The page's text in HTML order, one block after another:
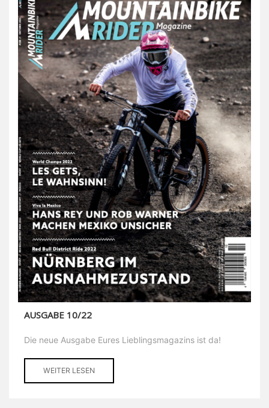
AUSGABE 10/22
Die neue Ausgabe Eures Lieblingsmagazins ist da!
WEITER LESEN